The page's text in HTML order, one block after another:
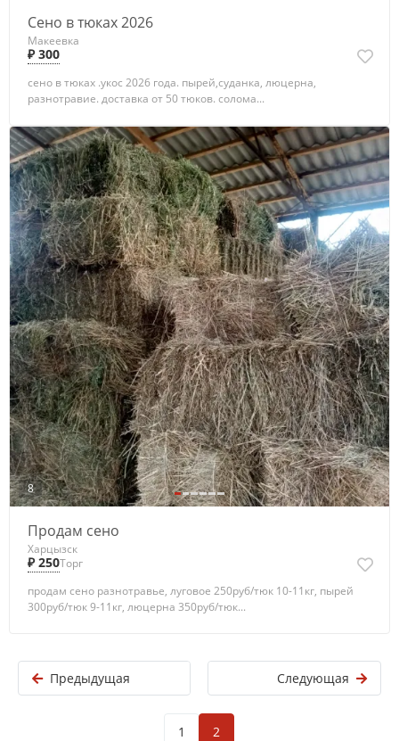
Сено в тюках 2026
Макеевка
₽ 300
сено в тюках .укос 2026 года. пырей,суданка, люцерна,
разнотравие. доставка от 50 тюков. солома...
8
Продам сено
Харцызск
₽ 250Торг
продам сено разнотравье, луговое 250руб/тюк 10-11кг, пырей
300руб/тюк 9-11кг, люцерна 350руб/тюк...
Предыдущая Следующая
1 2